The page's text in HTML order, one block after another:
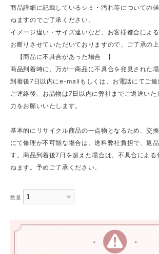
商品詳細に記載しているシミ・汚れ等についての
ねますのでご了承ください。
イメージ違い・サイズ違いなど、お客様都合によ
お断りさせていただいておりますので、ご了承の上
【商品に不具合があった場合 】
商品到着時に、万が一商品に不具合を発見された
到着後7日以内にe-mailもしくは、お電話にてご連
ご連絡後、お品物は7日以内に弊社までご返送い
力をお願いいたします。
基本的にリサイクル商品の一点物となるため、交
にて修理が不可能な場合は、送料弊社負担で、返
す。商品到着後7日を超えた場合は、不具合によ
ねます。予めご了承ください。
数量